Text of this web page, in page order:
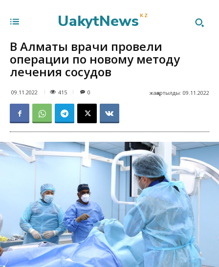
UakytNews KZ
В Алматы врачи провели
операции по новому методу
лечения сосудов
09.11.2022 415 жаңартылды: 09.11.2022
0